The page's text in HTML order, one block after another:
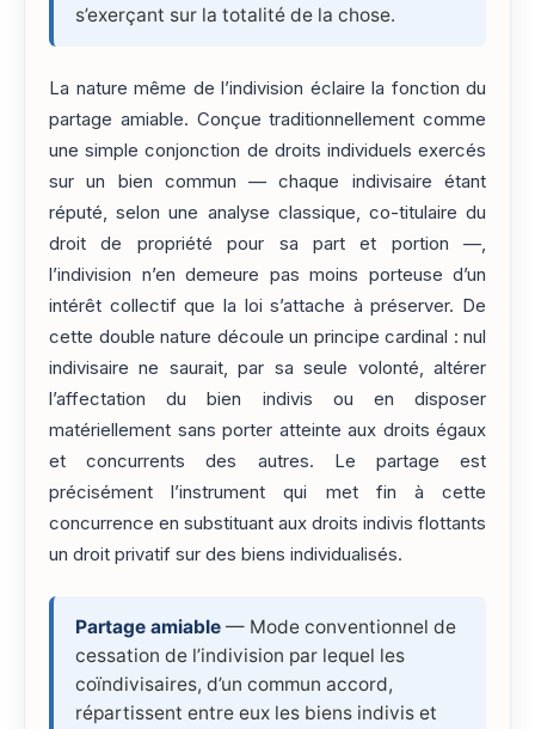
s’exerçant sur la totalité de la chose.
La nature même de l’indivision éclaire la fonction du
partage amiable. Conçue traditionnellement comme
une simple conjonction de droits individuels exercés
sur un bien commun — chaque indivisaire étant
réputé, selon une analyse classique, co-titulaire du
droit de propriété pour sa part et portion —,
l’indivision n’en demeure pas moins porteuse d’un
intérêt collectif que la loi s’attache à préserver. De
cette double nature découle un principe cardinal : nul
indivisaire ne saurait, par sa seule volonté, altérer
l’affectation du bien indivis ou en disposer
matériellement sans porter atteinte aux droits égaux
et concurrents des autres. Le partage est
précisément l’instrument qui met fin à cette
concurrence en substituant aux droits indivis flottants
un droit privatif sur des biens individualisés.
Partage amiable — Mode conventionnel de
cessation de l’indivision par lequel les
coïndivisaires, d’un commun accord,
répartissent entre eux les biens indivis et